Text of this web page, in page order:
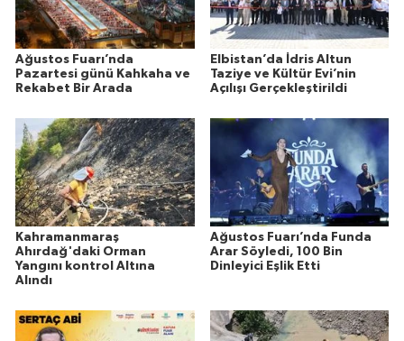
Ağustos Fuarı’nda
Pazartesi günü Kahkaha ve
Rekabet Bir Arada
Elbistan’da İdris Altun
Taziye ve Kültür Evi’nin
Açılışı Gerçekleştirildi
Kahramanmaraş
Ahırdağ'daki Orman
Yangını kontrol Altına
Alındı
Ağustos Fuarı’nda Funda
Arar Söyledi, 100 Bin
Dinleyici Eşlik Etti